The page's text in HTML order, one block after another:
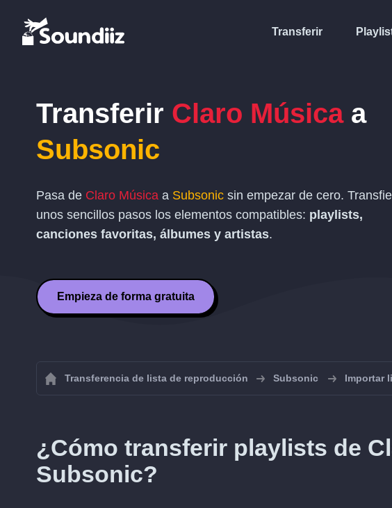
Transferir
Transferir Claro Músicaa
Subsonic
Pasa de Claro Música a Subsonic sin empezar de cero.
unos sencillos pasos los elementos compatibles: playlists,
canciones favoritas, álbumes y artistas.
Empieza de forma gratuita
Transferencia de lista de reproducción Subsonic Importar
¿Cómo transferir playlists de
Subsonic?